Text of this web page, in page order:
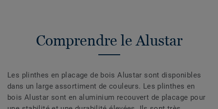
Comprendre le Alustar
Les plinthes en placage de bois Alustar sont disponibles
dans un large assortiment de couleurs. Les plinthes en
bois Alustar sont en aluminium recouvert de placage pour